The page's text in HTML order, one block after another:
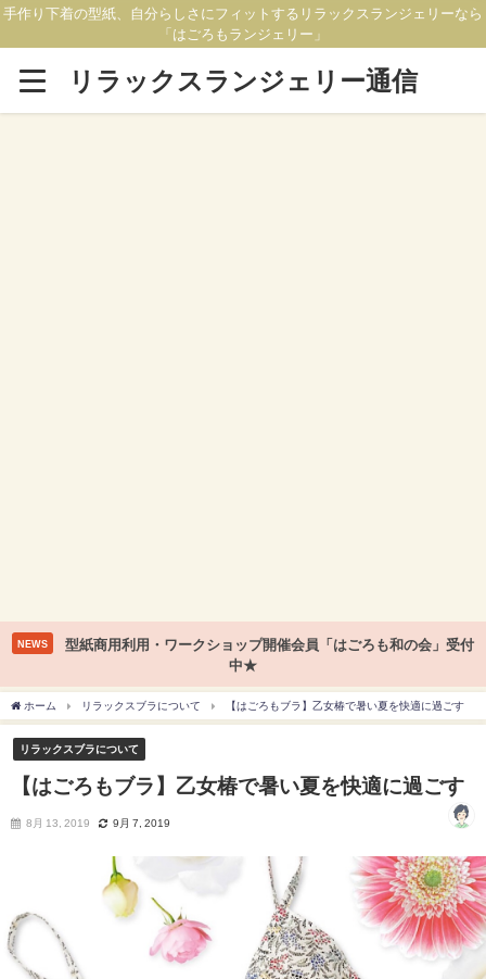
手作り下着の型紙、自分らしさにフィットするリラックスランジェリーなら
「はごろもランジェリー」
リラックスランジェリー通信
NEWS
型紙商用利用・ワークショップ開催会員「はごろも和の会」受付
中★
ホーム リラックスブラについて 【はごろもブラ】乙女椿で暑い夏を快適に過ごす
リラックスブラについて
【はごろもブラ】乙女椿で暑い夏を快適に過ごす
8月 13, 2019 9月 7, 2019